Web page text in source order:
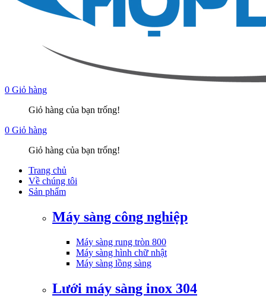
0 Giỏ hàng
Giỏ hàng của bạn trống!
0 Giỏ hàng
Giỏ hàng của bạn trống!
Trang chủ
Về chúng tôi
Sản phẩm
Máy sàng công nghiệp
Máy sàng rung tròn 800
Máy sàng hình chữ nhật
Máy sàng lồng sàng
Lưới máy sàng inox 304